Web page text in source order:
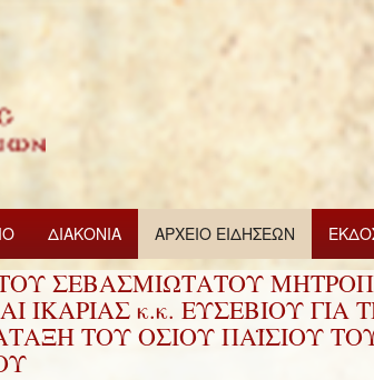
ΔΙΑΚΟΝΙΑ ΑΡΧΕΙΟ ΕΙΔΗΣΕΩΝ
ΣΕΒΑΣΜΙΩΤΑΤΟΥ
ΙΚΑΡΙΑΣ κ.κ. ΕΥΣΕΒΙΟΥ ΓΙΑ
ΤΟΥ ΟΣΙΟΥ ΠΑΪΣΙΟΥ